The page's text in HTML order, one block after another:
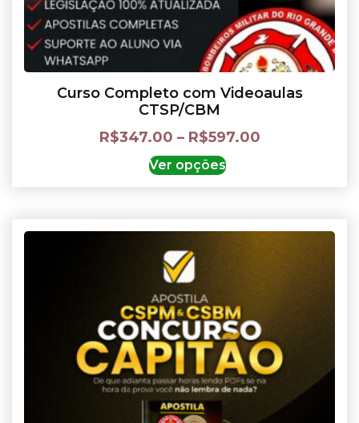
Curso Completo com Videoaulas
CTSP/CBM
R$347.00 – R$597.00
Ver opções